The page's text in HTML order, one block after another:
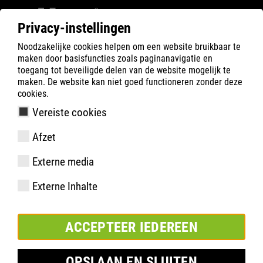
Privacy-instellingen
Noodzakelijke cookies helpen om een website bruikbaar te
maken door basisfuncties zoals paginanavigatie en
toegang tot beveiligde delen van de website mogelijk te
maken. De website kan niet goed functioneren zonder deze
cookies.
Vereiste cookies
Afzet
Externe media
Externe Inhalte
ACCEPTEER IEDEREEN
ATLAS Product zoeken
Filter
FAST 12 BLACK